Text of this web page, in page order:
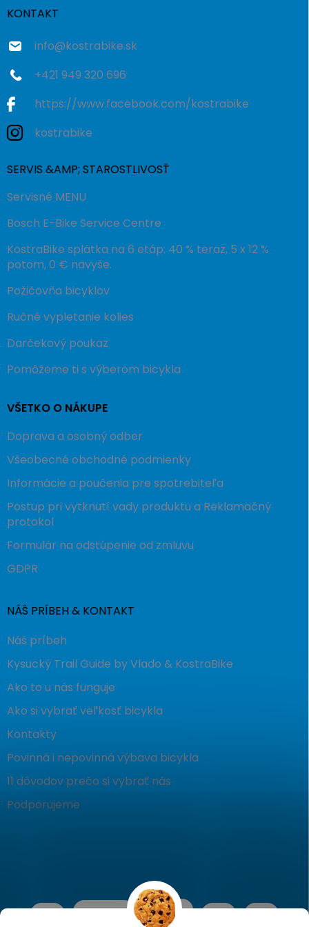
KONTAKT
info@kostrabike.sk
+421 949 320 696
https://www.facebook.com/kostrabike
kostrabike
SERVIS &AMP; STAROSTLIVOSŤ
Servisné MENU
Bosch E-Bike Service Centre
KostraBike splátka na 6 etáp: 40 % teraz, 5 x 12 %
potom, 0 € navyše.
Požičovňa bicyklov
Ručné vypletanie kolies
Darčekový poukaz
Pomôžeme ti s výberom bicykla
VŠETKO O NÁKUPE
Doprava a osobný odber
Všeobecné obchodné podmienky
Informácie a poučenia pre spotrebiteľa
Postup pri vytknutí vady produktu a Reklamačný
protokol
Formulár na odstúpenie od zmluvu
GDPR
NÁŠ PRÍBEH & KONTAKT
Náš príbeh
Kysucký Trail Guide by Vlado & KostraBike
Ako to u nás funguje
Ako si vybrať veľkosť bicykla
Kontakty
Povinná i nepovinná výbava bicykla
11 dôvodov prečo si vybrať nás
Podporujeme